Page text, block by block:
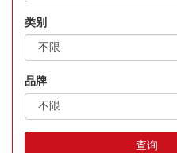
类别
品牌
查询